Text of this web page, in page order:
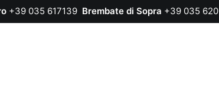
+39 035 617139 Brembate di Sopra +39 035